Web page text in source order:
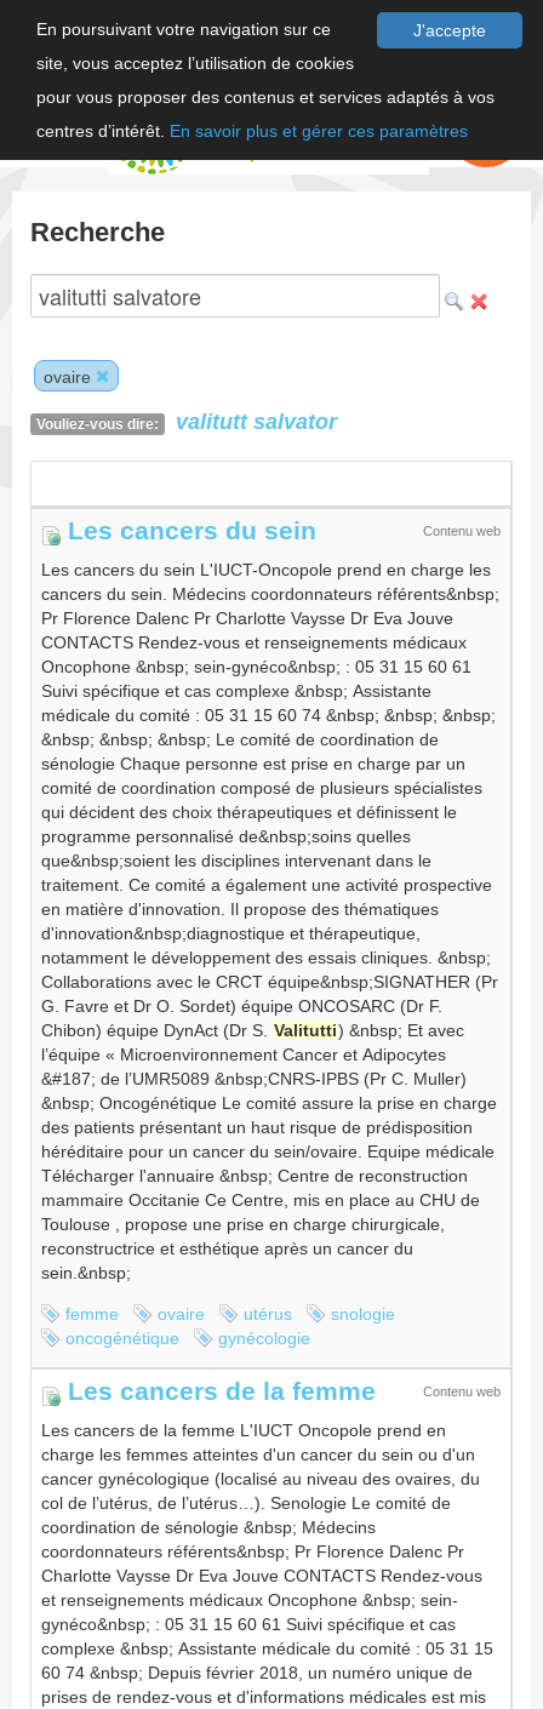
J'accepte
En poursuivant votre navigation sur ce
site, vous acceptez l’utilisation de cookies
pour vous proposer des contenus et services adaptés à vos
centres d’intérêt. En savoir plus et gérer ces paramètres
FAIRE UN
DON
Recherche
ovaire
Vouliez-vous dire: valitutt salvator
Contenu web
Les cancers du sein
Les cancers du sein L'IUCT-Oncopole prend en charge les
cancers du sein. Médecins coordonnateurs référents&nbsp;
Pr Florence Dalenc Pr Charlotte Vaysse Dr Eva Jouve
CONTACTS Rendez-vous et renseignements médicaux
Oncophone &nbsp; sein-gynéco&nbsp; : 05 31 15 60 61
Suivi spécifique et cas complexe &nbsp; Assistante
médicale du comité : 05 31 15 60 74 &nbsp; &nbsp; &nbsp;
&nbsp; &nbsp; &nbsp; Le comité de coordination de
sénologie Chaque personne est prise en charge par un
comité de coordination composé de plusieurs spécialistes
qui décident des choix thérapeutiques et définissent le
programme personnalisé de&nbsp;soins quelles
que&nbsp;soient les disciplines intervenant dans le
traitement. Ce comité a également une activité prospective
en matière d'innovation. Il propose des thématiques
d'innovation&nbsp;diagnostique et thérapeutique,
notamment le développement des essais cliniques. &nbsp;
Collaborations avec le CRCT équipe&nbsp;SIGNATHER (Pr
G. Favre et Dr O. Sordet) équipe ONCOSARC (Dr F.
Chibon) équipe DynAct (Dr S. Valitutti) &nbsp; Et avec
l’équipe « Microenvironnement Cancer et Adipocytes
&#187; de l’UMR5089 &nbsp;CNRS-IPBS (Pr C. Muller)
&nbsp; Oncogénétique Le comité assure la prise en charge
des patients présentant un haut risque de prédisposition
héréditaire pour un cancer du sein/ovaire. Equipe médicale
Télécharger l'annuaire &nbsp; Centre de reconstruction
mammaire Occitanie Ce Centre, mis en place au CHU de
Toulouse , propose une prise en charge chirurgicale,
reconstructrice et esthétique après un cancer du
sein.&nbsp;
femme ovaire utérus
snologie
oncogénétique
gynécologie
Contenu web
Les cancers de la femme
Les cancers de la femme L'IUCT Oncopole prend en
charge les femmes atteintes d'un cancer du sein ou d'un
cancer gynécologique (localisé au niveau des ovaires, du
col de l’utérus, de l’utérus…). Senologie Le comité de
coordination de sénologie &nbsp; Médecins
coordonnateurs référents&nbsp; Pr Florence Dalenc Pr
Charlotte Vaysse Dr Eva Jouve CONTACTS Rendez-vous
et renseignements médicaux Oncophone &nbsp; sein-
gynéco&nbsp; : 05 31 15 60 61 Suivi spécifique et cas
complexe &nbsp; Assistante médicale du comité : 05 31 15
60 74 &nbsp; Depuis février 2018, un numéro unique de
prises de rendez-vous et d'informations médicales est mis